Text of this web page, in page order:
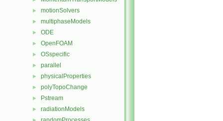
► motionSolvers
► multiphaseModels
► ODE
► OpenFOAM
► OSspecific
► parallel
► physicalProperties
► polyTopoChange
► Pstream
► radiationModels